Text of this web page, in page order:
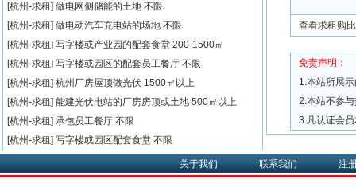
查看求租购
免责声明：
1.本站所展
2.本站不参
3.凡认证会
[杭州-求租] 做电网侧储能的土地 不限
[杭州-求租] 做电动汽车充电站的场地 不限
[杭州-求租] 写字楼或产业园的配套食堂 200-1500㎡
[杭州-求租] 写字楼或园区的配套员工餐厅 不限
[杭州-求租] 杭州厂房屋顶做光伏 1500㎡以上
[杭州-求租] 能建光伏电站的厂房房顶或土地 500㎡以上
[杭州-求租] 承包员工餐厅 不限
[杭州-求租] 写字楼或园区配套食堂 不限
关于我们 联系我们 注